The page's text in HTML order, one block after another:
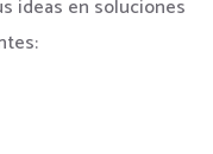
ideas en soluciones